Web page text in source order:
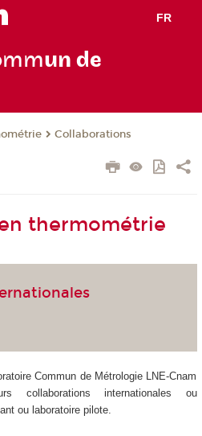
FR
un de
Collaborations
thermométrie
Commun de Métrologie LNE-Cnam
collaborations internationales ou
ou laboratoire pilote.